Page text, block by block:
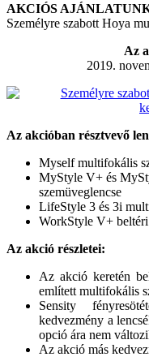
AKCIÓS
Személyre szabott Hoya
Az
2019.
Az akcióban résztvevő
Myself multifokális
MyStyle V+ és
szemüveglencse
LifeStyle 3 és 3i
WorkStyle V+ beltéri
Az akció részletei:
Az akció keretén
említett multifokális
Sensity
kedvezmény a
opció ára nem
Az akció más